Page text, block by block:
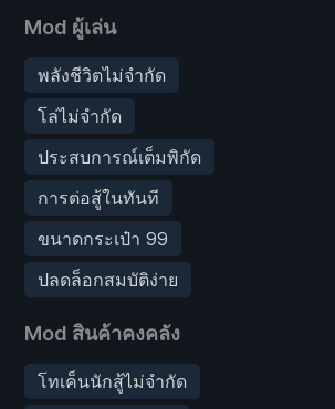
Mod ผู้เล่น
พลังชีวิตไม่จำกัด
โล่ไม่จำกัด
ประสบการณ์เต็มพิกัด
การต่อสู้ในทันที
ขนาดกระเป๋า 99
ปลดล็อกสมบัติง่าย
Mod สินค้าคงคลัง
โทเค็นนักสู้ไม่จำกัด